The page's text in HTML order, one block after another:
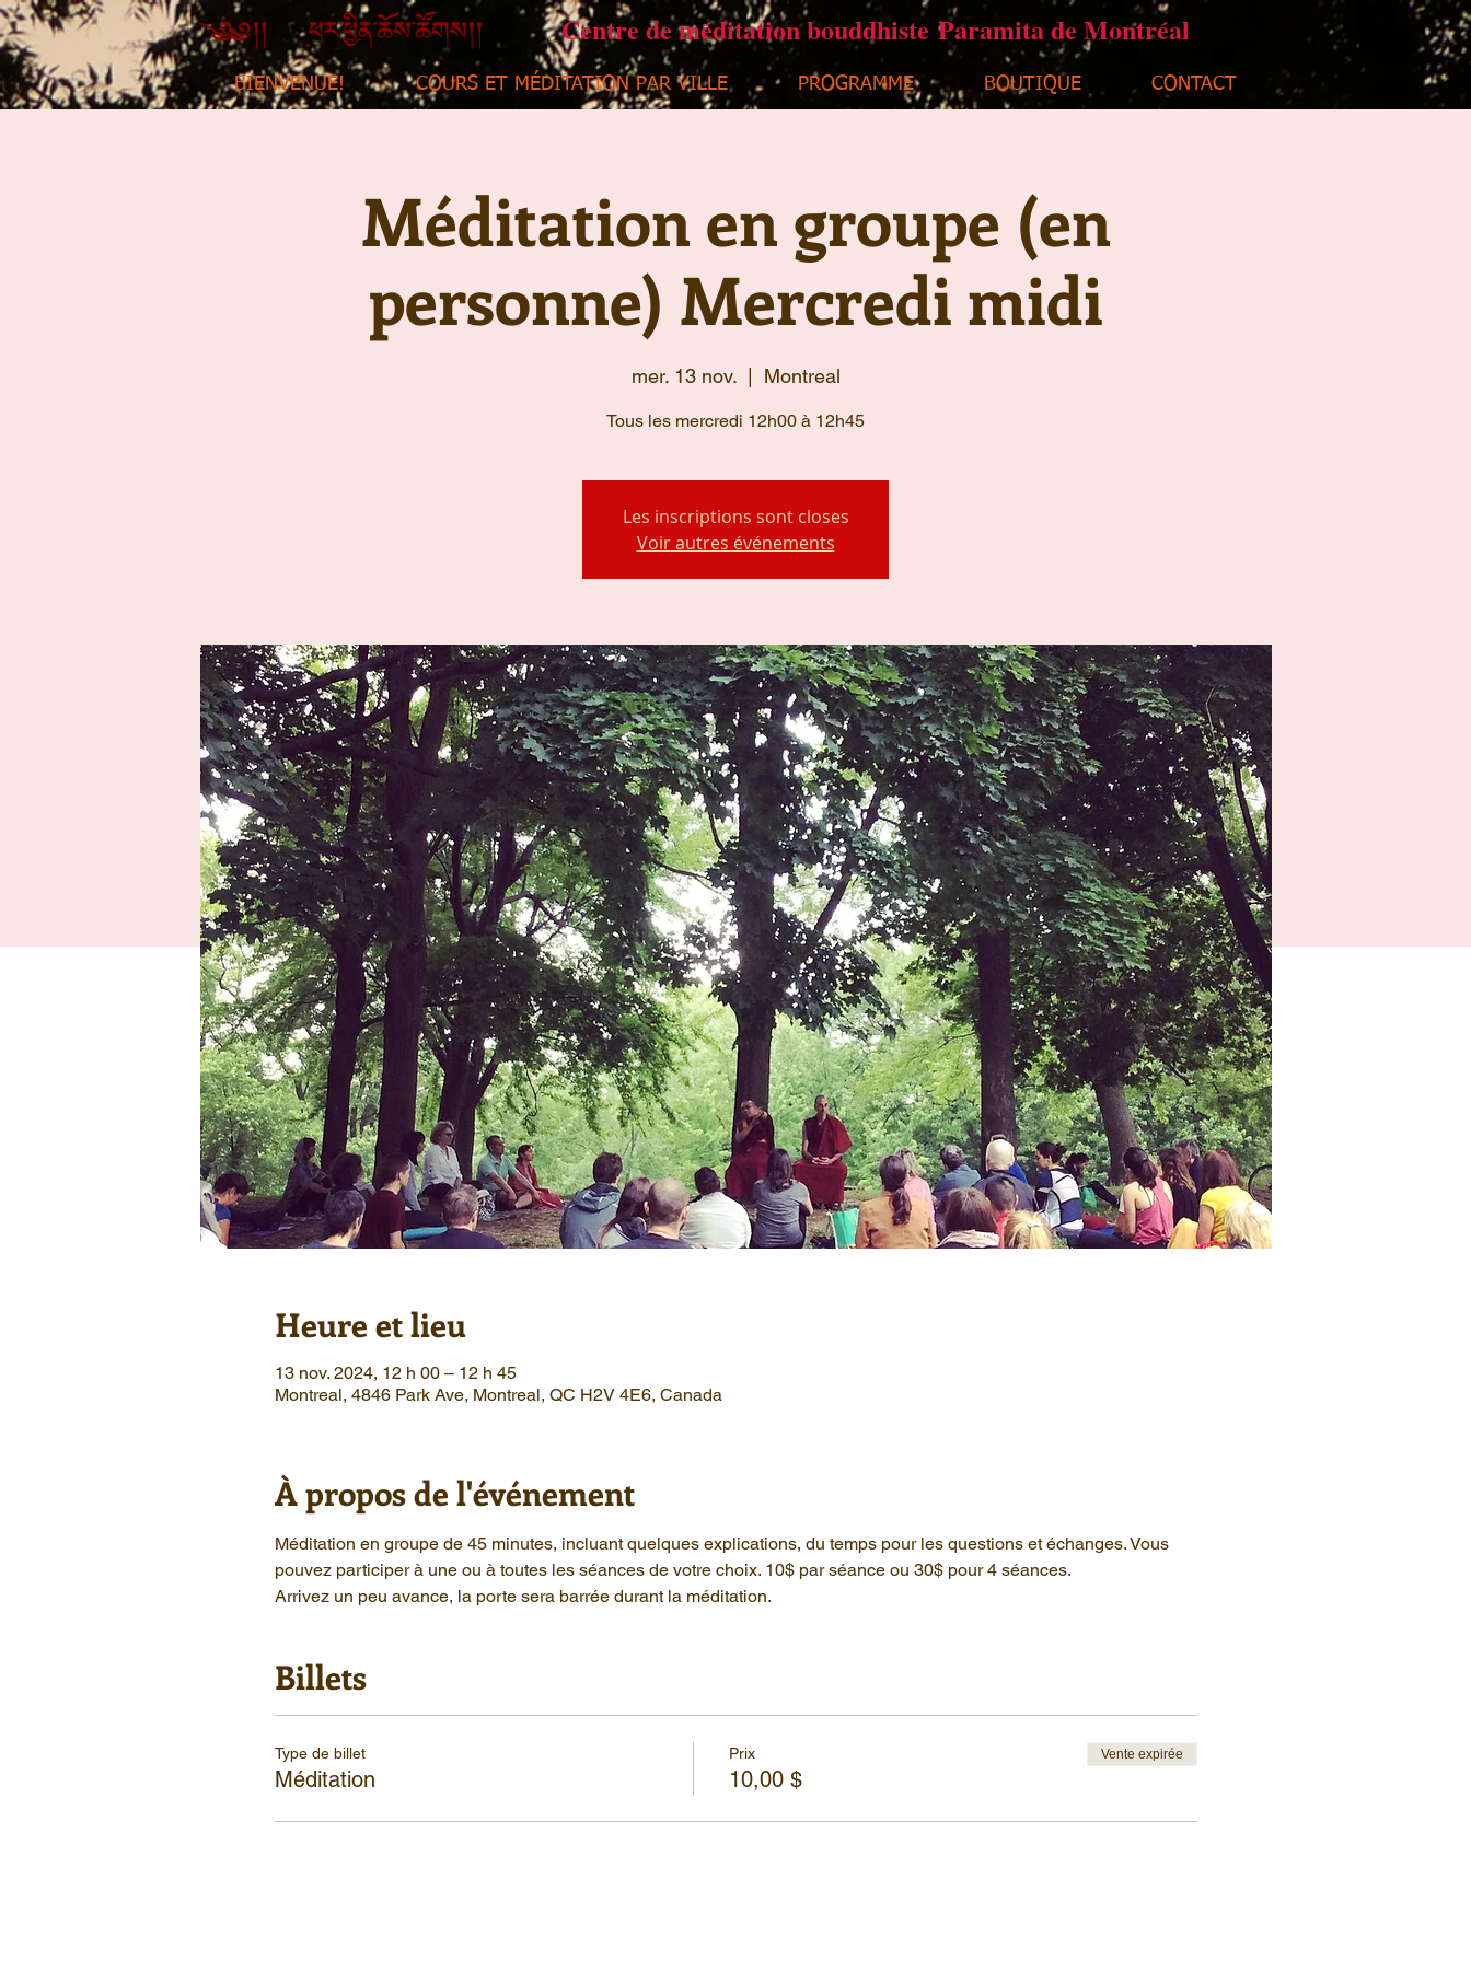
Centre de méditation bouddhiste Paramita de Montréal
BIENVENUE! COURS ET MÉDITATION PAR VILLE PROGRAMME BOUTIQUE CONTACT
Méditation en groupe (en
personne) Mercredi midi
mer. 13 nov.
  |
Montreal
Tous les mercredi 12h00 à 12h45
Les inscriptions sont closes
Voir autres événements
Heure et lieu
13 nov. 2024, 12 h 00 – 12 h 45
Montreal, 4846 Park Ave, Montreal, QC H2V 4E6, Canada
À propos de l'événement
Méditation en groupe de 45 minutes, incluant quelques explications, du temps pour les questions et échanges. Vous
pouvez participer à une ou à toutes les séances de votre choix. 10$ par séance ou 30$ pour 4 séances.
Arrivez un peu avance, la porte sera barrée durant la méditation.
Billets
Type de billet
Méditation
Prix
10,00 $
Vente expirée